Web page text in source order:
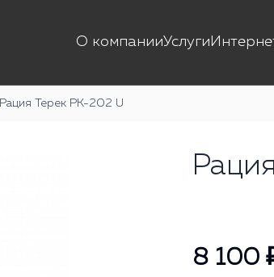
О компанииУслуги
Рация Терек РК-202 U
8 100